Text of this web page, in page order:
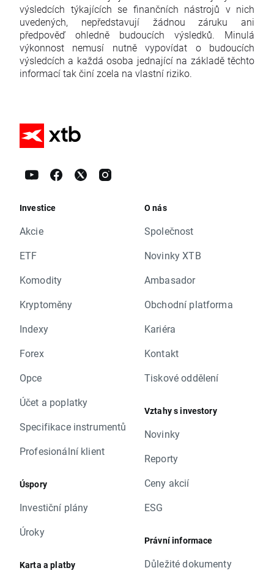
výsledcích týkajících se finančních nástrojů v nich
uvedených, nepředstavují žádnou záruku ani
předpověď ohledně budoucích výsledků. Minulá
výkonnost nemusí nutně vypovídat o budoucích
výsledcích a každá osoba jednající na základě těchto
informací tak činí zcela na vlastní riziko.
Investice
Akcie
ETF
Komodity
Kryptoměny
Indexy
Forex
Opce
Účet a poplatky
Specifikace instrumentů
Profesionální klient
Úspory
Investiční plány
Úroky
Karta a platby
O nás
Společnost
Novinky XTB
Ambasador
Obchodní platforma
Kariéra
Kontakt
Tiskové oddělení
Vztahy s investory
Novinky
Reporty
Ceny akcií
ESG
Právní informace
Důležité dokumenty